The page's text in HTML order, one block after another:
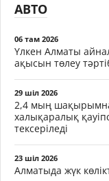
АВТО
06 там 2026
Үлкен Алматы
ақысын төлеу
29 шіл 2026
2,4 мың
халықаралық
тексеріледі
23 шіл 2026
Алматыда жүк